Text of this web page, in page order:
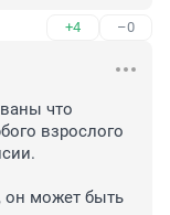
+4 –0
что
взрослого
он может быть